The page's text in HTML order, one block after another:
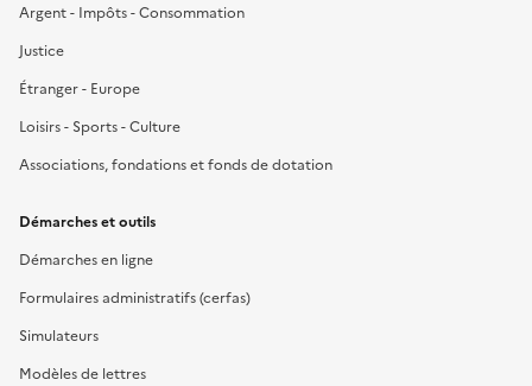
Argent - Impôts - Consommation
Justice
Étranger - Europe
Loisirs - Sports - Culture
Associations, fondations et fonds de dotation
Démarches et outils
Démarches en ligne
Formulaires administratifs (cerfas)
Simulateurs
Modèles de lettres